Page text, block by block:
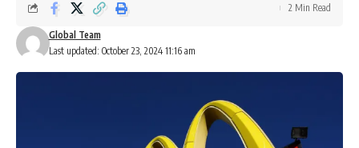
Last updated: October 23, 2024 11:16 am
Global Team
2 Min Read